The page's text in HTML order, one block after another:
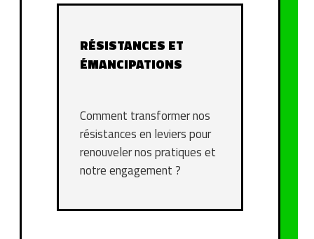
RÉSISTANCES ET
ÉMANCIPATIONS
Comment transformer nos
résistances en leviers pour
renouveler nos pratiques et
notre engagement ?